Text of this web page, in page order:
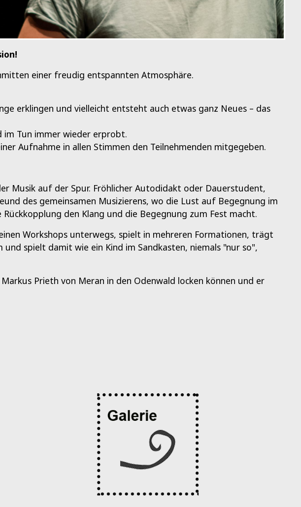
einer freudig entspannten Atmosphäre.
erklingen und vielleicht entsteht auch etwas ganz Neues – das
im Tun immer wieder erprobt.
Aufnahme in allen Stimmen den Teilnehmenden mitgegeben.
Musik auf der Spur. Fröhlicher Autodidakt oder Dauerstudent,
des gemeinsamen Musizierens, wo die Lust auf Begegnung im
den Klang und die Begegnung zum Fest macht.
Workshops unterwegs, spielt in mehreren Formationen, trägt
spielt damit wie ein Kind im Sandkasten, niemals "nur so",
Prieth von Meran in den Odenwald locken können und er